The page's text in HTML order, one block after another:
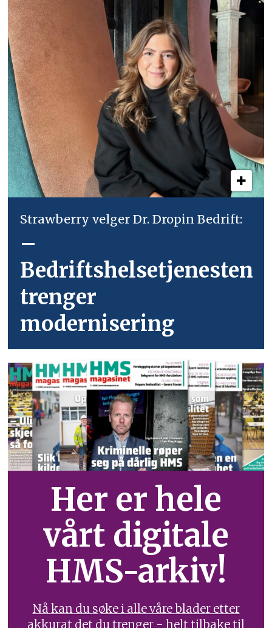
Strawberry velger Dr. Dropin Bedrift:
–
Bedriftshelsetjenesten
trenger
modernisering
Her er hele
vårt digitale
HMS-arkiv!
Nå kan du søke i alle våre blader etter
akkurat det du trenger - helt tilbake til